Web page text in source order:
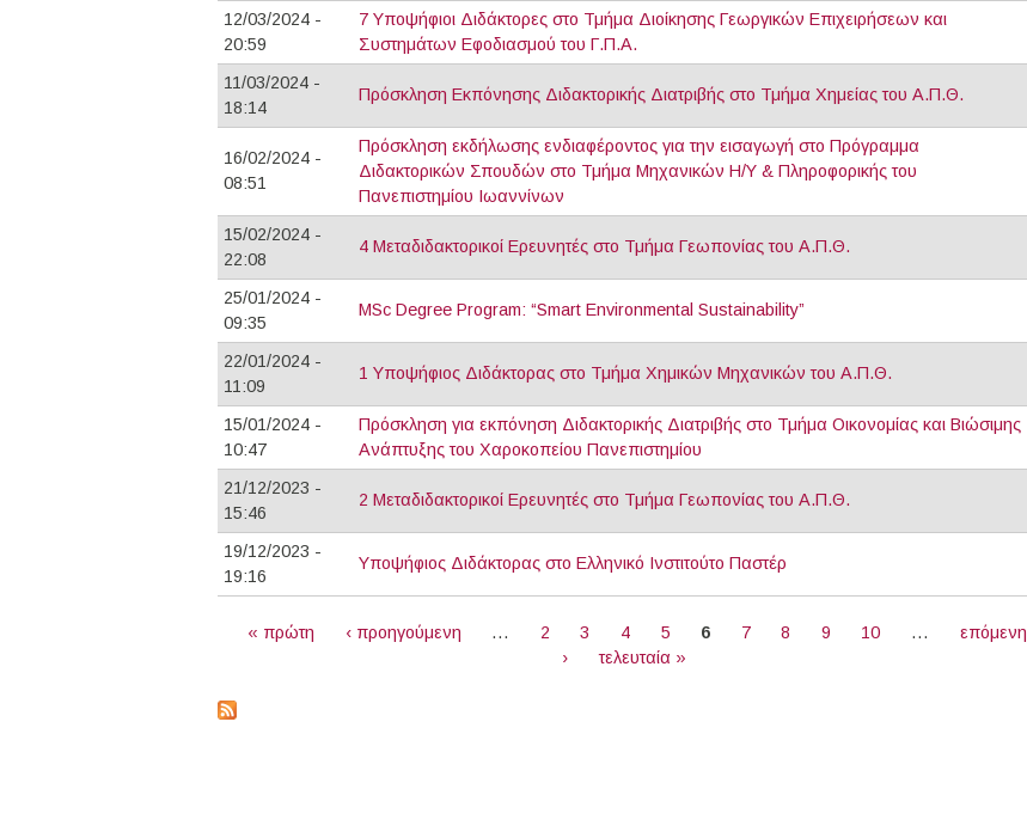
12/03/2024 -
20:59
7 Υποψήφιοι Διδάκτορες στο Τμήμα Διοίκησης Γεωργικών Επιχειρήσεων και
Συστημάτων Εφοδιασμού του Γ.Π.Α.
11/03/2024 -
18:14
Πρόσκληση Εκπόνησης Διδακτορικής Διατριβής στο Τμήμα Χημείας του Α.Π.Θ.
16/02/2024 -
08:51
Πρόσκληση εκδήλωσης ενδιαφέροντος για την εισαγωγή στο Πρόγραμμα
Διδακτορικών Σπουδών στο Τμήμα Μηχανικών Η/Υ & Πληροφορικής του
Πανεπιστημίου Ιωαννίνων
15/02/2024 -
22:08
4 Μεταδιδακτορικοί Ερευνητές στο Τμήμα Γεωπονίας του Α.Π.Θ.
25/01/2024 -
09:35
MSc Degree Program: “Smart Environmental Sustainability”
22/01/2024 -
11:09
1 Υποψήφιος Διδάκτορας στο Τμήμα Χημικών Μηχανικών του Α.Π.Θ.
15/01/2024 -
10:47
Πρόσκληση για εκπόνηση Διδακτορικής Διατριβής στο Τμήμα Οικονομίας και Βιώσιμης
Ανάπτυξης του Χαροκοπείου Πανεπιστημίου
21/12/2023 -
15:46
2 Μεταδιδακτορικοί Ερευνητές στο Τμήμα Γεωπονίας του Α.Π.Θ.
19/12/2023 -
19:16
Υποψήφιος Διδάκτορας στο Ελληνικό Ινστιτούτο Παστέρ
« πρώτη ‹ προηγούμενη … 2 3 4 5 6 7 8 9 10 …
επόμενη
›
τελευταία »